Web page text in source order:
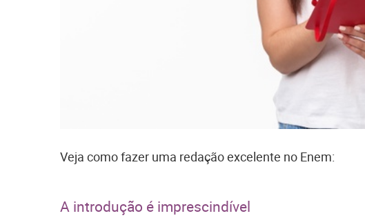
Veja como fazer uma redação excelente no Enem:
A introdução é imprescindível